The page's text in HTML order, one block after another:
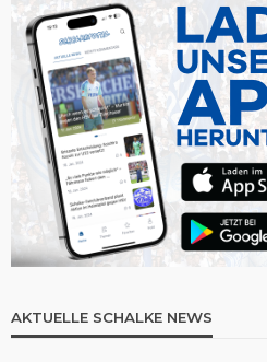
AKTUELLE SCHALKE NEWS